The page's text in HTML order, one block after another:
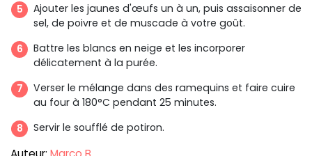
Ajouter les jaunes d'œufs un à un, puis assaisonner de
sel, de poivre et de muscade à votre goût.
Battre les blancs en neige et les incorporer
délicatement à la purée.
Verser le mélange dans des ramequins et faire cuire
au four à 180°C pendant 25 minutes.
Servir le soufflé de potiron.